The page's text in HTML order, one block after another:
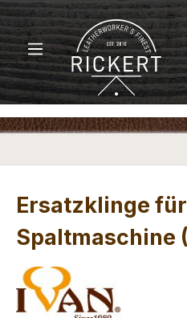
Zum Hauptinhalt springen
Ersatzklinge
Spaltmaschine